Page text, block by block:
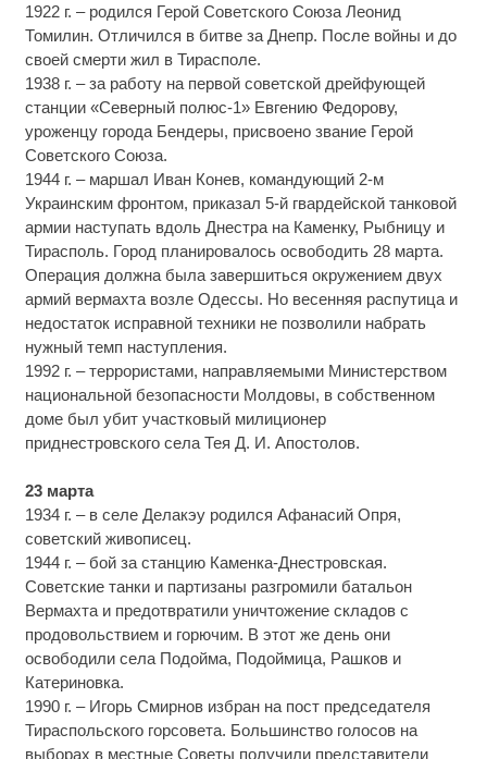
1922 г. – родился Герой Советского Союза Леонид
Томилин. Отличился в битве за Днепр. После войны и до
своей смерти жил в Тирасполе.
1938 г. – за работу на первой советской дрейфующей
станции «Северный полюс-1» Евгению Федорову,
уроженцу города Бендеры, присвоено звание Герой
Советского Союза.
1944 г. – маршал Иван Конев, командующий 2-м
Украинским фронтом, приказал 5-й гвардейской танковой
армии наступать вдоль Днестра на Каменку, Рыбницу и
Тирасполь. Город планировалось освободить 28 марта.
Операция должна была завершиться окружением двух
армий вермахта возле Одессы. Но весенняя распутица и
недостаток исправной техники не позволили набрать
нужный темп наступления.
1992 г. – террористами, направляемыми Министерством
национальной безопасности Молдовы, в собственном
доме был убит участковый милиционер
приднестровского села Тея Д. И. Апостолов.
23 марта
1934 г. – в селе Делакэу родился Афанасий Опря,
советский живописец.
1944 г. – бой за станцию Каменка-Днестровская.
Советские танки и партизаны разгромили батальон
Вермахта и предотвратили уничтожение складов с
продовольствием и горючим. В этот же день они
освободили села Подойма, Подоймица, Рашков и
Катериновка.
1990 г. – Игорь Смирнов избран на пост председателя
Тираспольского горсовета. Большинство голосов на
выборах в местные Советы получили представители